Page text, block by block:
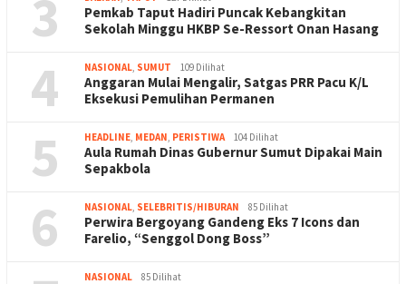
3
Pemkab Taput Hadiri Puncak Kebangkitan
Sekolah Minggu HKBP Se-Ressort Onan Hasang
4 NASIONAL, SUMUT 109 Dilihat
Anggaran Mulai Mengalir, Satgas PRR Pacu K/L
Eksekusi Pemulihan Permanen
5 HEADLINE, MEDAN, PERISTIWA 104 Dilihat
Aula Rumah Dinas Gubernur Sumut Dipakai Main
Sepakbola
6 NASIONAL, SELEBRITIS/HIBURAN 85 Dilihat
Perwira Bergoyang Gandeng Eks 7 Icons dan
Farelio, “Senggol Dong Boss”
NASIONAL 85 Dilihat